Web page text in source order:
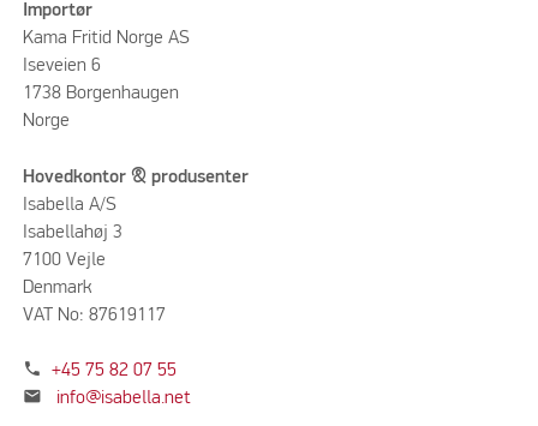
Importør
Kama Fritid Norge AS
Iseveien 6
1738 Borgenhaugen
Norge
Hovedkontor & produsenter
Isabella A/S
Isabellahøj 3
7100 Vejle
Denmark
VAT No: 87619117
phone +45 75 82 07 55
mail info@isabella.net